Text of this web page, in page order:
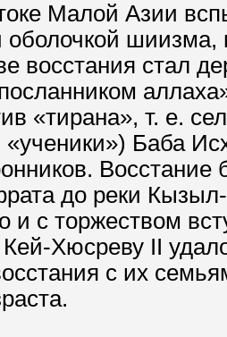
Малой Азии
оболочкой
восстания стал
«тирана», т. е.
Баба
до реки
и с торжеством
Хюсреву II
с их